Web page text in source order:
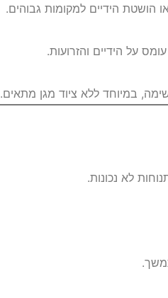
הושטת הידיים למקומות גבוהים.
על הידיים והזרועות.
במיוחד ללא ציוד מגן מתאים.
לא נכונות.